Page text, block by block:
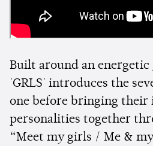
Built around an
'GRLS' introduces the
one before bringing their
personalities together
“Meet my girls / Me &